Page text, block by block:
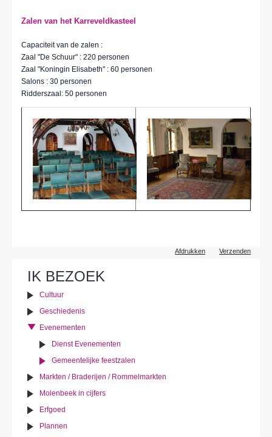
Zalen van het Karreveldkasteel
Capaciteit van de zalen :
Zaal "De Schuur" : 220 personen
Zaal "Koningin Elisabeth" : 60 personen
Salons : 30 personen
Ridderszaal: 50 personen
Afdrukken Verzenden
IK BEZOEK
Cultuur
Geschiedenis
Evenementen
Dienst Evenementen
Gemeentelijke feestzalen
Markten / Braderijen / Rommelmarkten
Molenbeek in cijfers
Erfgoed
Plannen